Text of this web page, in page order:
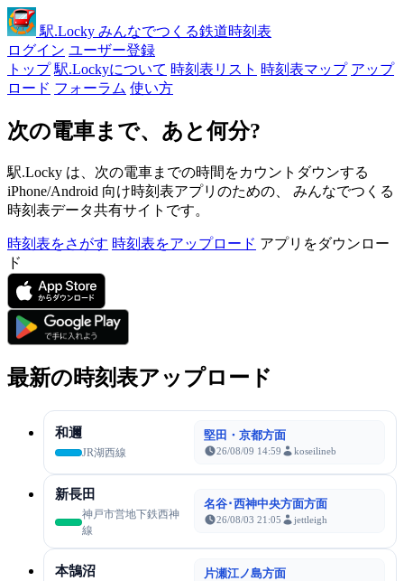
駅.Locky みんなでつくる鉄道時刻表
ログイン ユーザー登録
トップ 駅.Lockyについて 時刻表リスト 時刻表マップ アップ
ロード フォーラム 使い方
次の電車まで、あと何分?
駅.Locky は、次の電車までの時間をカウントダウンする
iPhone/Android 向け時刻表アプリのための、 みんなでつくる
時刻表データ共有サイトです。
時刻表をさがす 時刻表をアップロード アプリをダウンロー
ド
最新の時刻表アップロード
和邇
JR湖西線
堅田・京都方面
26/08/09 14:59 koseilineb
新長田
神戸市営地下鉄西神
線
名谷･西神中央方面方面
26/08/03 21:05 jettleigh
本鵠沼 片瀬江ノ島方面